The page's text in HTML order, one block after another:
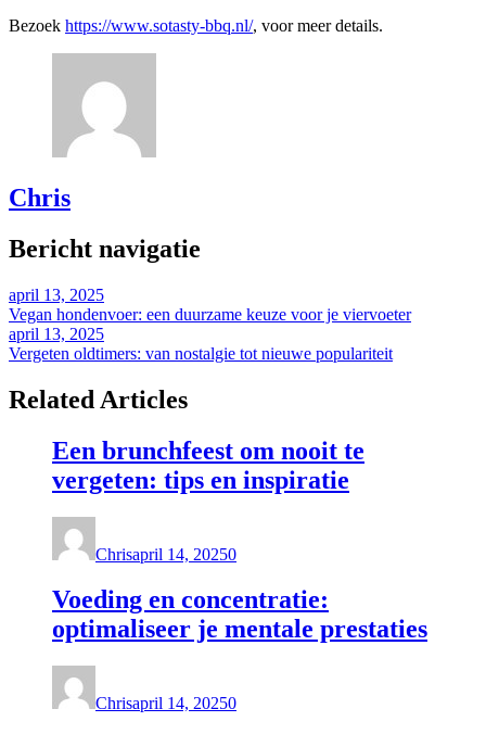
Bezoek https://www.sotasty-bbq.nl/, voor meer details.
Chris
Bericht navigatie
april 13, 2025
Vegan hondenvoer: een duurzame keuze voor je viervoeter
april 13, 2025
Vergeten oldtimers: van nostalgie tot nieuwe populariteit
Related Articles
Een brunchfeest om nooit te
vergeten: tips en inspiratie
Chrisapril 14, 20250
Voeding en concentratie:
optimaliseer je mentale prestaties
Chrisapril 14, 20250